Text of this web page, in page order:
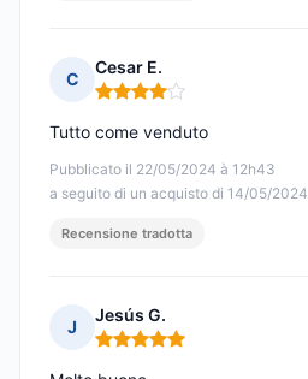
C
Cesar E.
Nota: 4 su 5
Pubblicato il 22/05/2024 à 12h43
a seguito di un acquisto di 14/05/2024
Tutto come venduto
Recensione tradotta
J
Jesús G.
Nota: 5 su 5